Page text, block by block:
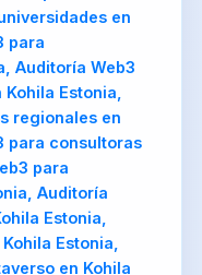
en
para
Auditoría Web3
Estonia,
regionales en
para consultoras
para
Auditoría
Estonia,
Estonia,
en Kohila